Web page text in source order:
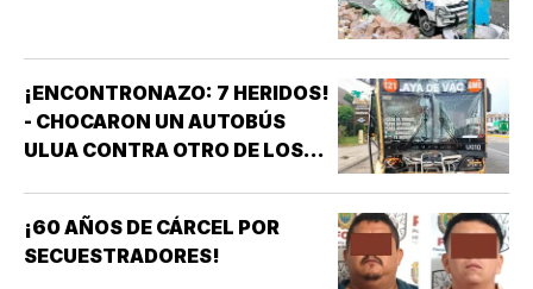
¡ENCONTRONAZO: 7 HERIDOS!
- CHOCARON UN AUTOBÚS
ULUA CONTRA OTRO DE LOS
¡60 AÑOS DE CÁRCEL POR
SECUESTRADORES!